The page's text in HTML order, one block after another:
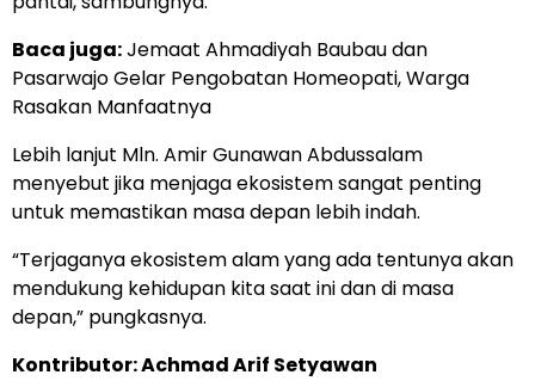
Baca juga:Jemaat Ahmadiyah Baubau dan
Pasarwajo Gelar Pengobatan Homeopati, Warga
Rasakan Manfaatnya
Lebih lanjut Mln. Amir Gunawan Abdussalam
menyebut jika menjaga ekosistem sangat penting
untuk memastikan masa depan lebih indah.
“Terjaganya ekosistem alam yang ada tentunya akan
mendukung kehidupan kita saat ini dan di masa
depan,” pungkasnya.
Kontributor: Achmad Arif Setyawan